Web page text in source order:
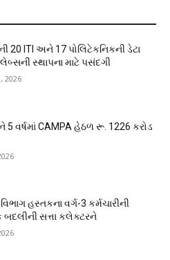
20 ITI અને 17 પોલિટેકનિકની ડેટા
સ્થાપના માટે પસંદગી
2026
5 વર્ષમાં CAMPA હેઠળ રૂ. 1226 કરોડ
હસ્તકના વર્ગ-3 કર્મચારીની
સત્તા કલેક્ટરને